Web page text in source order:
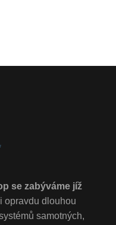
se zabýváme jíž
opravdu dlouhou
samotných,